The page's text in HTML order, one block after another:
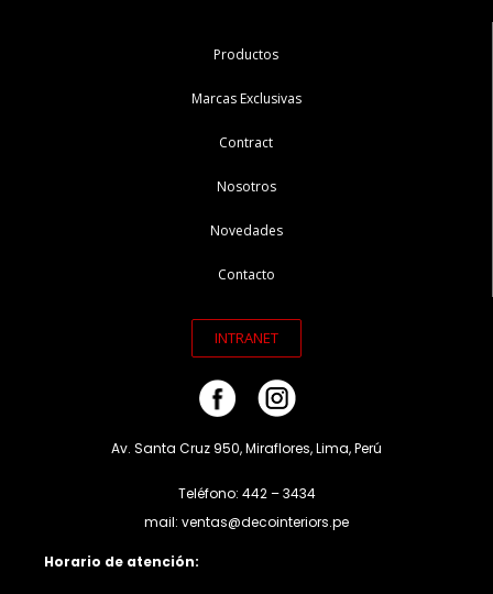
Productos
Marcas Exclusivas
Contract
Nosotros
Novedades
Contacto
INTRANET
Av. Santa Cruz 950, Miraflores, Lima, Perú
Teléfono: 442 – 3434
mail: ventas@decointeriors.pe
Horario de atención: